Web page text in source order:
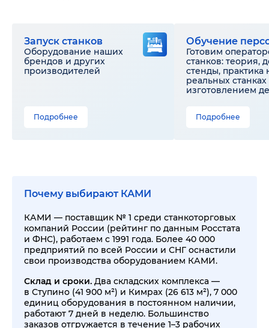
Запуск станков
Оборудование наших
брендов и других
производителей
Подробнее
Обучение
Готовим
станков: теория,
стенды, практика
реальных станках
изготовлением
Подробнее
Почему выбирают КАМИ
КАМИ — поставщик № 1 среди станкоторговых
компаний России (рейтинг по данным Росстата
и ФНС), работаем с 1991 года. Более 40 000
предприятий по всей России и СНГ оснастили
свои производства оборудованием КАМИ.
Склад и сроки. Два складских комплекса —
в Ступино (41 900 м²) и Кимрах (26 613 м²), 7 000
единиц оборудования в постоянном наличии,
работают 7 дней в неделю. Большинство
заказов отгружается в течение 1–3 рабочих